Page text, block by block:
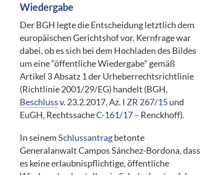
Wiedergabe
Der BGH legte die Entscheidung letztlich dem
europäischen Gerichtshof vor. Kernfrage war
dabei, ob es sich bei dem Hochladen des Bildes
um eine “öffentliche Wiedergabe” gemäß
Artikel 3 Absatz 1 der Urheberrechtsrichtlinie
(Richtlinie 2001/29/EG) handelt (BGH,
Beschlussv. 23.2.2017, Az. I ZR 267/15und
EuGH, RechtssacheC-161/17– Renckhoff).
In seinemSchlussantragbetonte
Generalanwalt Campos Sánchez-Bordona, dass
es keine erlaubnispflichtige, öffentliche